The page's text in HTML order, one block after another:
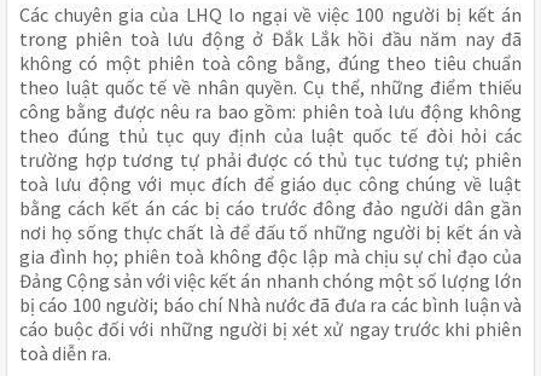
Các chuyên gia của LHQ lo ngại về việc 100 người bị kết án
trong phiên toà lưu động ở Đắk Lắk hồi đầu năm nay đã
không có một phiên toà công bằng, đúng theo tiêu chuẩn
theo luật quốc tế về nhân quyền. Cụ thể, những điểm thiếu
công bằng được nêu ra bao gồm: phiên toà lưu động không
theo đúng thủ tục quy định của luật quốc tế đòi hỏi các
trường hợp tương tự phải được có thủ tục tương tự; phiên
toà lưu động với mục đích để giáo dục công chúng về luật
bằng cách kết án các bị cáo trước đông đảo người dân gần
nơi họ sống thực chất là để đấu tố những người bị kết án và
gia đình họ; phiên toà không độc lập mà chịu sự chỉ đạo của
Đảng Cộng sản với việc kết án nhanh chóng một số lượng lớn
bị cáo 100 người; báo chí Nhà nước đã đưa ra các bình luận và
cáo buộc đối với những người bị xét xử ngay trước khi phiên
toà diễn ra.